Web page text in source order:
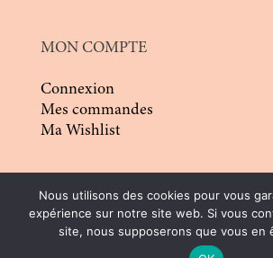
MON COMPTE
Connexion
Mes commandes
Ma Wishlist
© 2026 | Conception : Pommier
Nous utilisons des cookies pour vous
expérience sur notre site web. Si vous
site, nous supposerons que vous en